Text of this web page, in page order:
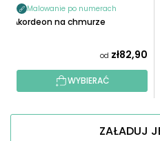
Malowanie po numerach
Akordeon na chmurze
od zł82,90
WYBIERAĆ
ZAŁADUJ